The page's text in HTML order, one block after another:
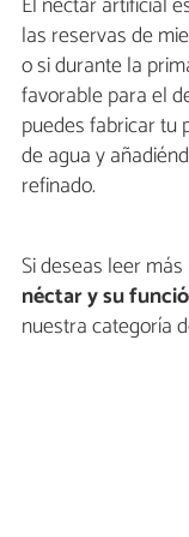
las reservas de
o si durante la
favorable para el
puedes fabricar tu
de agua y
refinado.
Si deseas leer
néctar y su
nuestra categoría